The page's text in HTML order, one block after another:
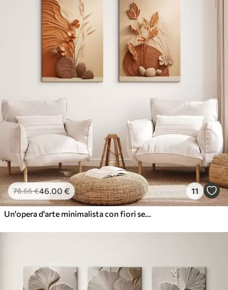
76.66€46.00 € 11
Un'opera d'arte minimalista con fiori secchi ed erba della pampa, su uno sfondo materico